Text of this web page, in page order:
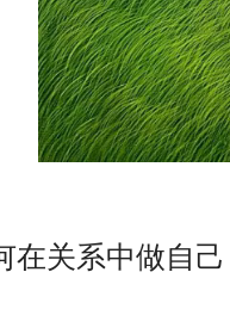
在关系中做自